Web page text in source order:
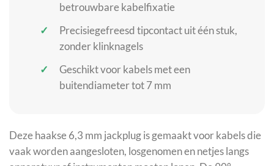
betrouwbare kabelfixatie
Precisiegefreesd tipcontact uit één stuk,
zonder klinknagels
Geschikt voor kabels met een
buitendiameter tot 7 mm
Deze haakse 6,3 mm jackplug is gemaakt voor kabels die
vaak worden aangesloten, losgenomen en netjes langs